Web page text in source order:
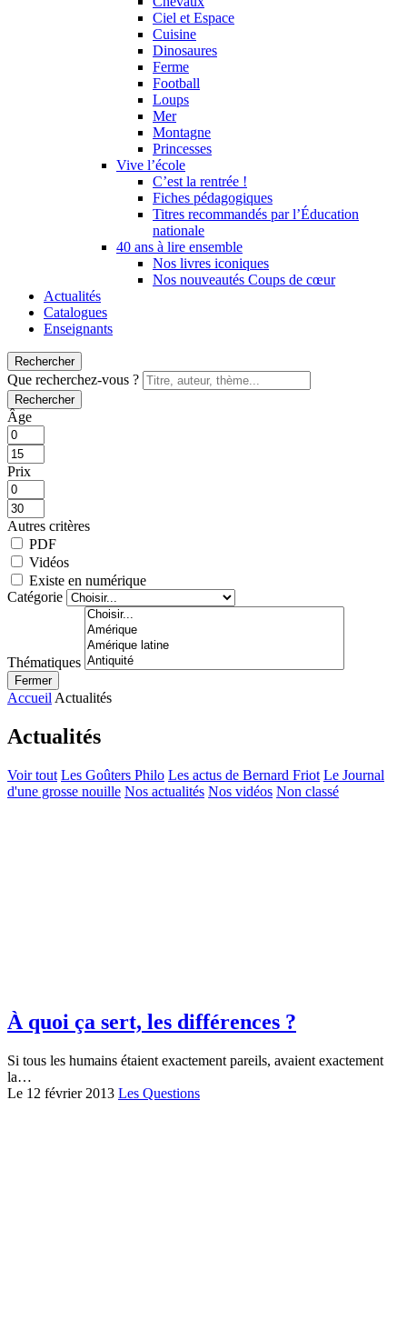
Ciel et Espace
Cuisine
Dinosaures
Ferme
Football
Loups
Mer
Montagne
Princesses
Vive l’école
C’est la rentrée !
Fiches pédagogiques
Titres recommandés par l’Éducation
nationale
40 ans à lire ensemble
Nos livres iconiques
Nos nouveautés Coups de cœur
Actualités
Catalogues
Enseignants
Rechercher
Que recherchez-vous ?
Rechercher
Âge
Prix
Autres critères
PDF
Vidéos
Existe en numérique
Catégorie
Thématiques
Fermer
Accueil Actualités
Actualités
Voir tout Les Goûters Philo Les actus de Bernard Friot Le Journal
d'une grosse nouille Nos actualités Nos vidéos Non classé
À quoi ça sert, les différences ?
Si tous les humains étaient exactement pareils, avaient exactement
la…
Le 12 février 2013 Les Questions